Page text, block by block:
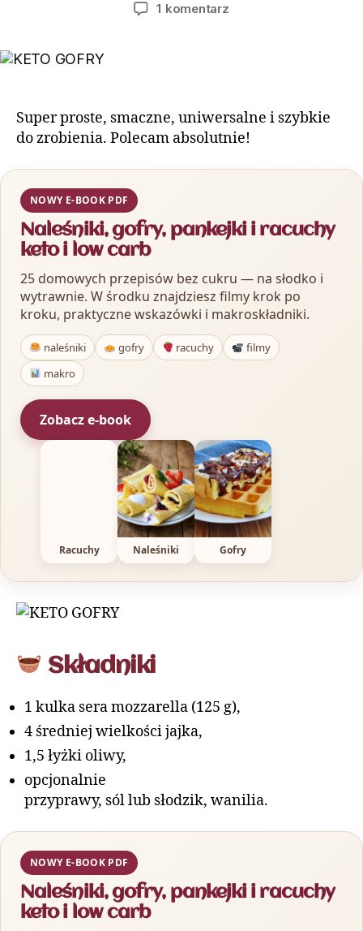
1 komentarz
Super proste, smaczne, uniwersalne i szybkie
do zrobienia. Polecam absolutnie!
NOWY E-BOOK PDF
Naleśniki, gofry, pankejki i racuchy
keto i low carb
25 domowych przepisów bez cukru — na słodko i
wytrawnie. W środku znajdziesz filmy krok po
kroku, praktyczne wskazówki i makroskładniki.
naleśniki gofry racuchy
filmy
makro
Zobacz e-book
Racuchy Naleśniki Gofry
Składniki
1 kulka sera mozzarella (125 g),
4 średniej wielkości jajka,
1,5 łyżki oliwy,
opcjonalnie
przyprawy, sól lub słodzik, wanilia.
NOWY E-BOOK PDF
Naleśniki, gofry, pankejki i racuchy
keto i low carb